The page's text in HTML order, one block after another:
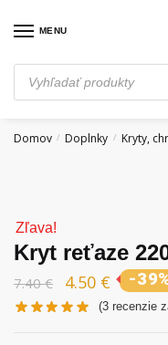
MENU
Products
search
Domov / Doplnky / Kryty,
Zľava!
Kryt reťaze
7.40€ 4.50 € -
(3 recenzie